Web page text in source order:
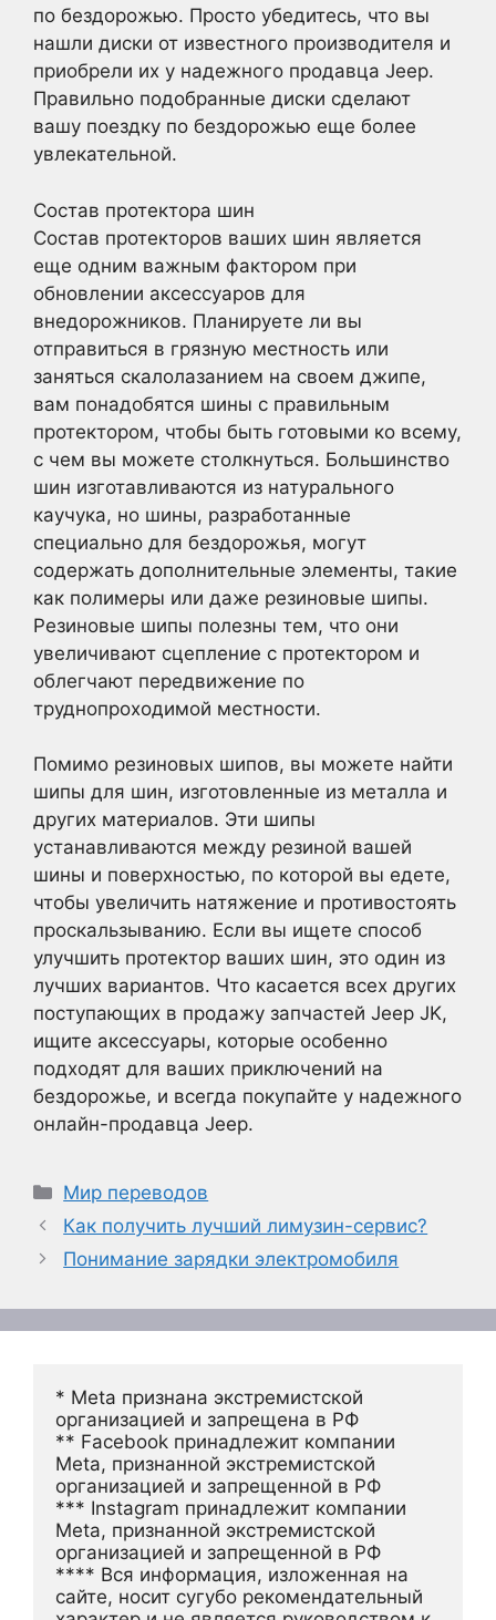
по бездорожью. Просто убедитесь, что вы
нашли диски от известного производителя и
приобрели их у надежного продавца Jeep.
Правильно подобранные диски сделают
вашу поездку по бездорожью еще более
увлекательной.
Состав протектора шин
Состав протекторов ваших шин является
еще одним важным фактором при
обновлении аксессуаров для
внедорожников. Планируете ли вы
отправиться в грязную местность или
заняться скалолазанием на своем джипе,
вам понадобятся шины с правильным
протектором, чтобы быть готовыми ко всему,
с чем вы можете столкнуться. Большинство
шин изготавливаются из натурального
каучука, но шины, разработанные
специально для бездорожья, могут
содержать дополнительные элементы, такие
как полимеры или даже резиновые шипы.
Резиновые шипы полезны тем, что они
увеличивают сцепление с протектором и
облегчают передвижение по
труднопроходимой местности.
Помимо резиновых шипов, вы можете найти
шипы для шин, изготовленные из металла и
других материалов. Эти шипы
устанавливаются между резиной вашей
шины и поверхностью, по которой вы едете,
чтобы увеличить натяжение и противостоять
проскальзыванию. Если вы ищете способ
улучшить протектор ваших шин, это один из
лучших вариантов. Что касается всех других
поступающих в продажу запчастей Jeep JK,
ищите аксессуары, которые особенно
подходят для ваших приключений на
бездорожье, и всегда покупайте у надежного
онлайн-продавца Jeep.
Рубрики
Мир переводов
Как получить лучший лимузин-сервис?
Понимание зарядки электромобиля
* Meta признана экстремистской
организацией и запрещена в РФ
** Facebook принадлежит компании
Meta, признанной экстремистской
организацией и запрещенной в РФ
*** Instagram принадлежит компании
Meta, признанной экстремистской
организацией и запрещенной в РФ
**** Вся информация, изложенная на
сайте, носит сугубо рекомендательный